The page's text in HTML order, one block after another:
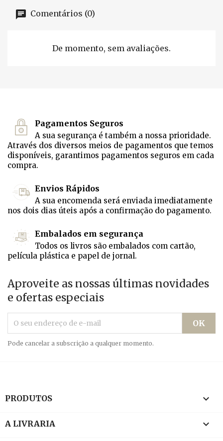
Comentários (0)
De momento, sem avaliações.
Pagamentos Seguros
A sua segurança é também a nossa prioridade.
Através dos diversos meios de pagamentos que temos
disponíveis, garantimos pagamentos seguros em cada
compra.
Envios Rápidos
A sua encomenda será enviada imediatamente
nos dois dias úteis após a confirmação do pagamento.
Embalados em segurança
Todos os livros são embalados com cartão,
película plástica e papel de jornal.
Aproveite as nossas últimas novidades
e ofertas especiais
Pode cancelar a subscrição a qualquer momento.
PRODUTOS 
A LIVRARIA 